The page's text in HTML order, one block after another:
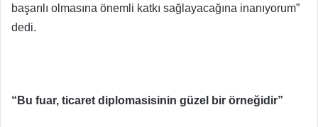
başarılı olmasına önemli katkı sağlayacağına inanıyorum”
dedi.
“Bu fuar, ticaret diplomasisinin güzel bir örneğidir”